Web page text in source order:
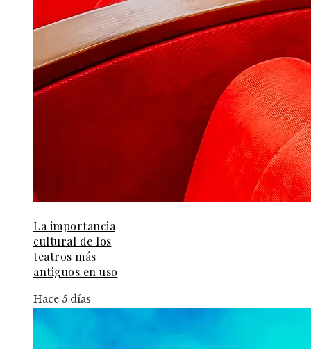
La importancia
cultural de los
teatros más
antiguos en uso
Hace 5 días